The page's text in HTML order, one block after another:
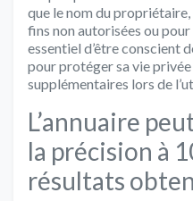
que le nom du
fins non autorisées ou
essentiel d’être conscient
pour protéger sa vie
supplémentaires lors de
L’annuaire
la précision à
résultats